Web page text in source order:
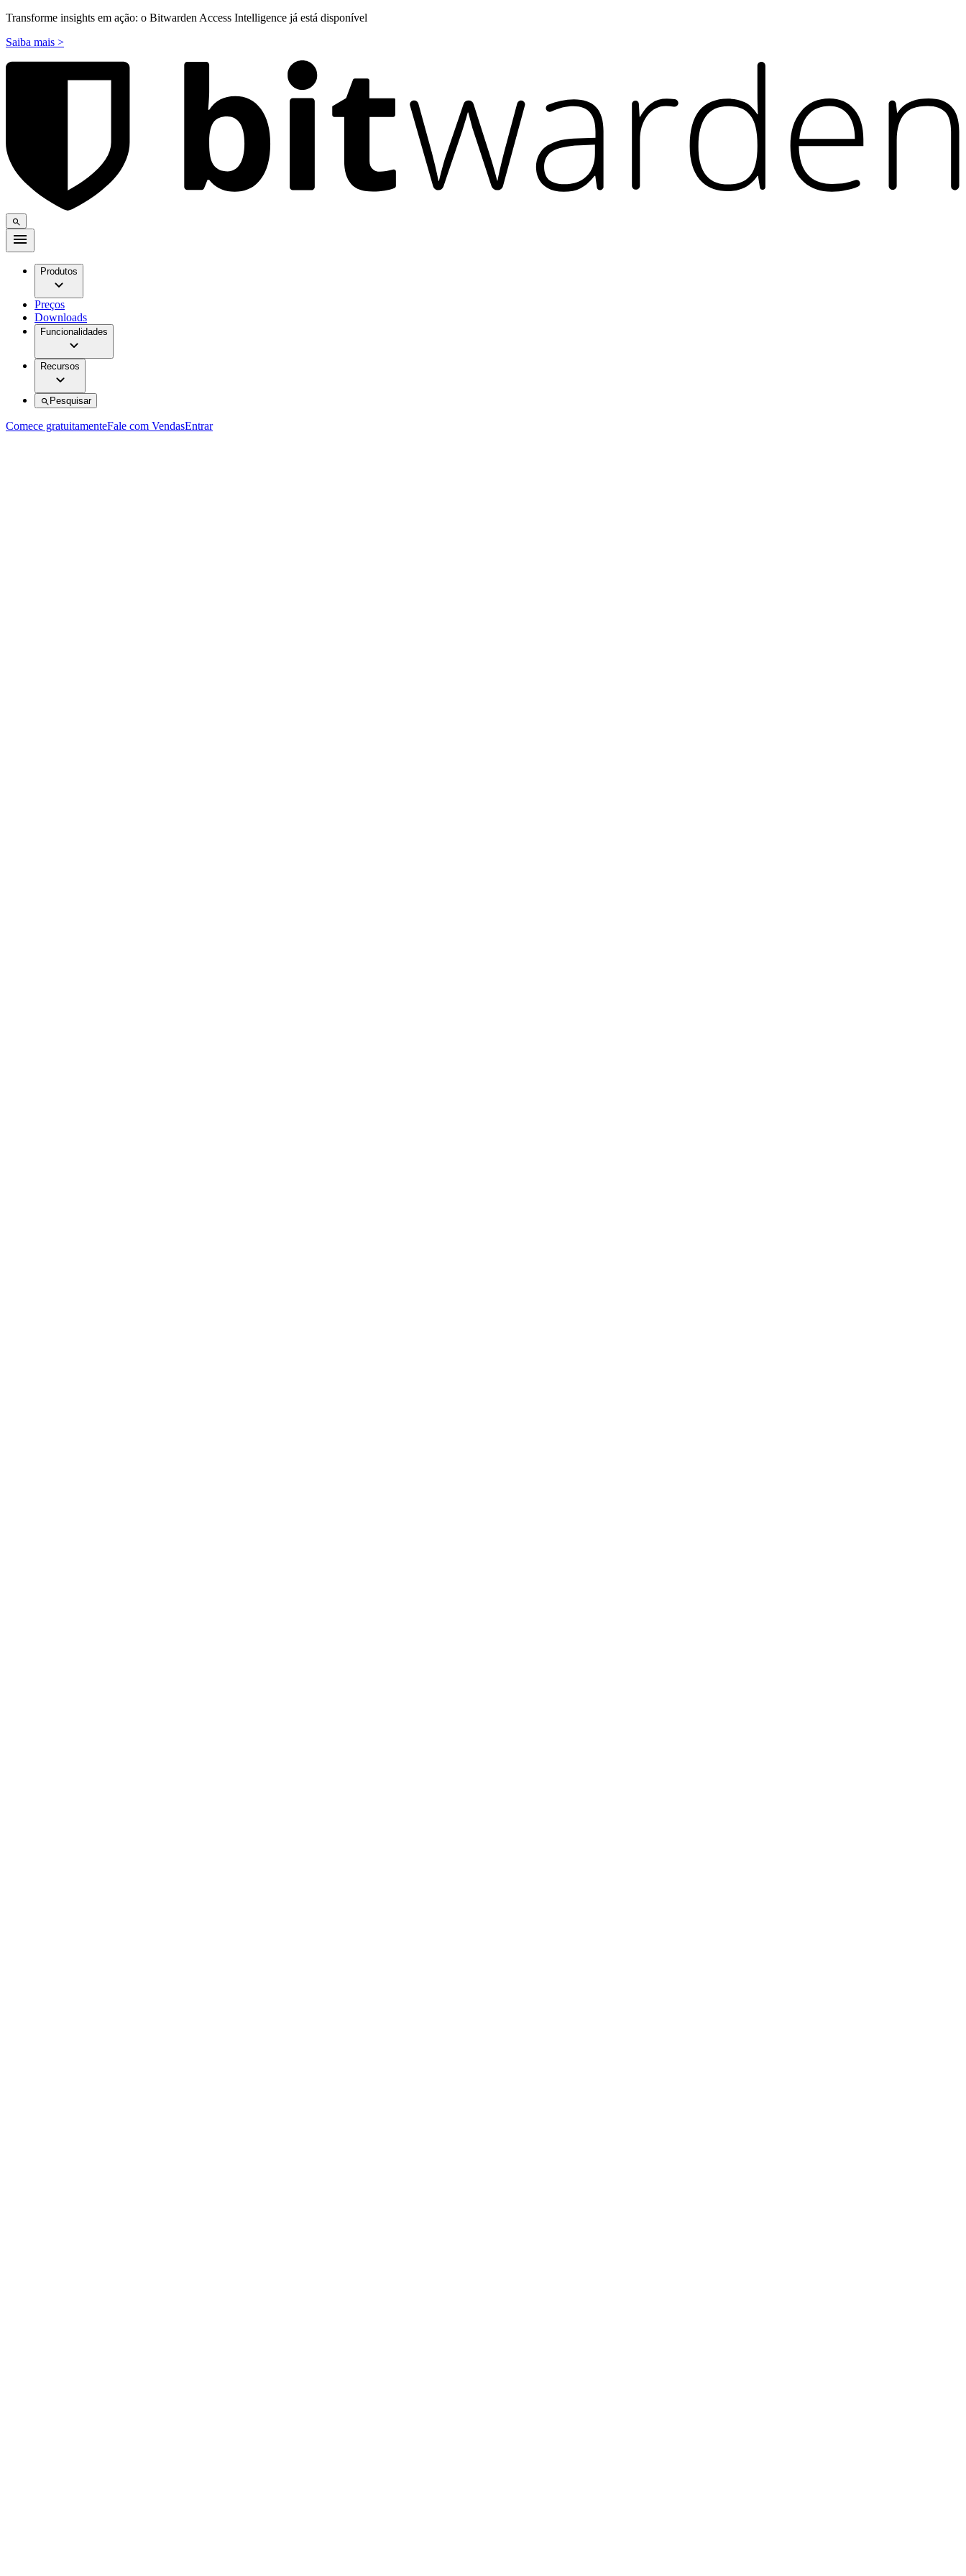
Transforme insights em ação: o Bitwarden Access Intelligence já está disponível
Saiba mais >
Produtos
Preços
Downloads
Funcionalidades
Recursos
Pesquisar
Comece gratuitamenteFale com VendasEntrar